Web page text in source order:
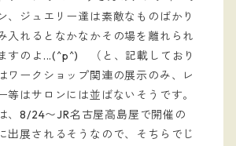
、ジュエリー達は素敵なものばかり
入れるとなかなかその場を離れられ
すのよ...(^p^) （と、記載しており
ワークショップ関連の展示のみ、レ
等はサロンには並ばないそうです。
、8/24〜JR名古屋高島屋で開催の
出展されるそうなので、そちらでじ